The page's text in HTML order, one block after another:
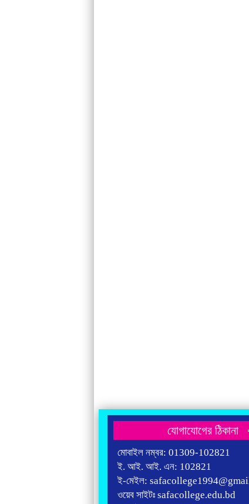
যোগাযোগের ঠিকানা
মোবাইল নম্বর: 01309-102821
ই. আই. আই. এন: 102821
ই-মেইল:
ওয়েব সাইটঃ safacollege.edu.bd